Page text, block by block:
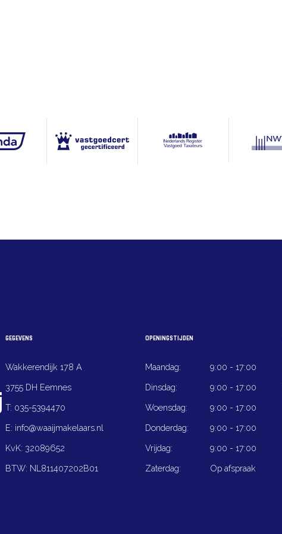
GEGEVENS
Wakkerendijk 178 A
3755 DH Eemnes
T: 035-5394470
E: info@waaijmakelaars.nl
KvK: 32089652
BTW: NL811407202B01
OPENINGSTIJDEN
Maandag:
9:00 - 17:00
Dinsdag:
9:00 - 17:00
Woensdag:
9:00 - 17:00
Donderdag:
9:00 - 17:00
Vrijdag:
9:00 - 17:00
Zaterdag:
Op afspraak